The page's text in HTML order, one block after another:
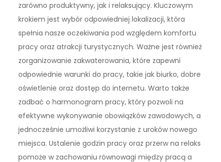
zarówno produktywny, jak i relaksujący. Kluczowym
krokiem jest wybór odpowiedniej lokalizacji, która
spełnia nasze oczekiwania pod względem komfortu
pracy oraz atrakcji turystycznych. Ważne jest również
zorganizowanie zakwaterowania, które zapewni
odpowiednie warunki do pracy, takie jak biurko, dobre
oświetlenie oraz dostęp do internetu. Warto także
zadbać o harmonogram pracy, który pozwoli na
efektywne wykonywanie obowiązków zawodowych, a
jednocześnie umożliwi korzystanie z uroków nowego
miejsca. Ustalenie godzin pracy oraz przerw na relaks
pomoże w zachowaniu równowagi między pracą a